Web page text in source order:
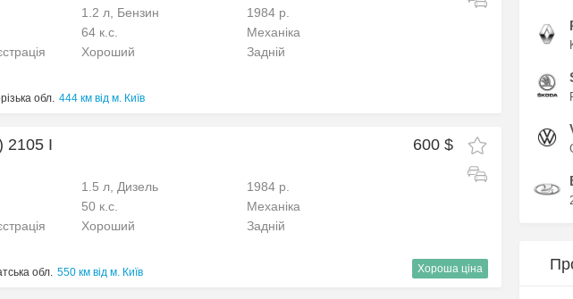
1.2 л, Бензин
1984 р.
64 к.с.
Механіка
Хороший Задній
обл. 444 км від м. Київ
2105 I 600 $
1.5 л, Дизель
1984 р.
50 к.с.
Механіка
Хороший Задній
обл. 550 км від м. Київ Хороша ціна